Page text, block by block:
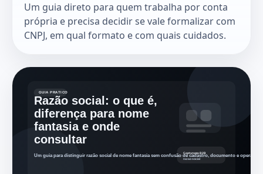
Um guia direto para quem trabalha por conta
própria e precisa decidir se vale formalizar com
CNPJ, em qual formato e com quais cuidados.